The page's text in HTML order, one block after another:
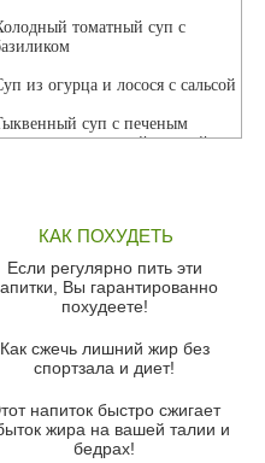
томатный суп с
из огурца и лосося с сальсой
суп с печеным
и томатной сальсой
красного перца
Парижский луковый суп
Суп из спаржи и горошка с
Суп-крем из цветной капусты
луковый суп
Суп из баклажанов с моцареллой
КАК ПОХУДЕТЬ
Если регулярно пить эти
Вы гарантированно
похудеете!
Как сжечь лишний жир без
спортзала и диет!
напиток быстро сжигает
жира на вашей талии и
бедрах!